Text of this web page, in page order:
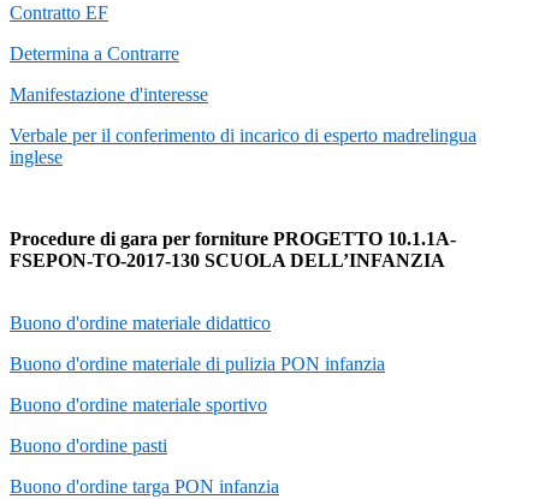
Contratto EF
Determina a Contrarre
Manifestazione d'interesse
Verbale per il conferimento di incarico di esperto madrelingua
inglese
Procedure di gara per forniture PROGETTO 10.1.1A-
FSEPON-TO-2017-130 SCUOLA DELL’INFANZIA
Buono d'ordine materiale didattico
Buono d'ordine materiale di pulizia PON infanzia
Buono d'ordine materiale sportivo
Buono d'ordine pasti
Buono d'ordine targa PON infanzia